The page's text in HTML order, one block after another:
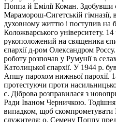
Поппа й Емілії Коман. Здобувши
Мараморош-Сигетській гімназії,
духовному життю і поступив на
Коложварського університету.
рукоположений на священика
єпархії д-ром Олександром
роботу розпочав у Румунії в
Католицької єпархії. У 1944 р.
Апшу парохом нижньої парохії.
протестуючи проти
с. Діброва розправилася з
Ради Іваном Черничкою. Тодішня
випадком, щоб скомпрометувати
служителя: о. Семену Поппу